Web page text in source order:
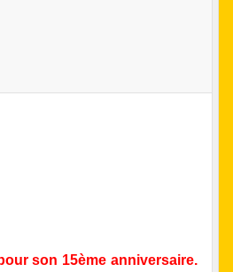
son 15ème anniversaire.